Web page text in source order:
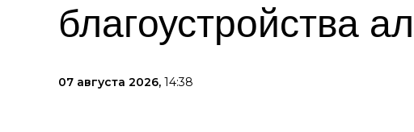
благоустройства
07 августа 2026, 14:38